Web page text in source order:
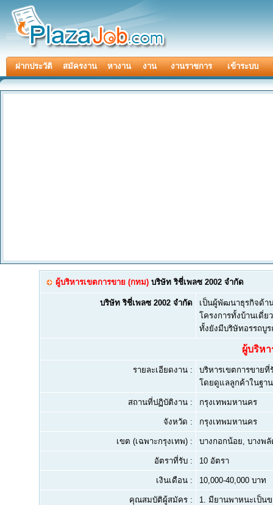
ฝากประวัติ สมัครงาน หางาน งาน งานราชการ เข้าระบบ
ผู้บริหารเขตการขาย (กทม) บริษัท ริชี่เพลซ 2002 จำกัด
บริษัท ริชี่เพลซ 2002 จำกัด
เป็นผู้พัฒนาธุรกิจด้า
โครงการทั้งบ้านเดี่
ทั้งยังมีบริษัทอรรถบู
ผู้บริห
รายละเอียดงาน :
บริหารเขตการขาย
โดยดูแลลูกค้าในฐา
สถานที่ปฏิบัติงาน : กรุงเทพมหานคร
จังหวัด : กรุงเทพมหานคร
เขต (เฉพาะกรุงเทพ) : บางกอกน้อย, บางพ
อัตราที่รับ : 10 อัตรา
เงินเดือน : 10,000-40,000 บาท
คุณสมบัติผู้สมัคร : 1. มียานพาหนะเป็นข